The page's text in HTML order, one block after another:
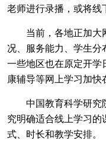
老师进行录播，或将线
当前，各地正加大
况、服务能力、学生分
一些地区也在原定开
康辅导等网上学习加快
中国教育科学研究
究明确适合线上学习
式、时长和教学安排。